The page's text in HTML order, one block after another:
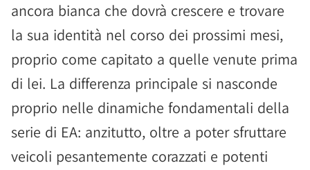
ancora bianca che dovrà crescere e trovare
la sua identità nel corso dei prossimi mesi,
proprio come capitato a quelle venute prima
di lei. La differenza principale si nasconde
proprio nelle dinamiche fondamentali della
serie di EA: anzitutto, oltre a poter sfruttare
veicoli pesantemente corazzati e potenti